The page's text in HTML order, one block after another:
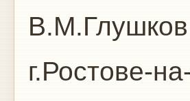
В.М.Глушков
г.Ростове-